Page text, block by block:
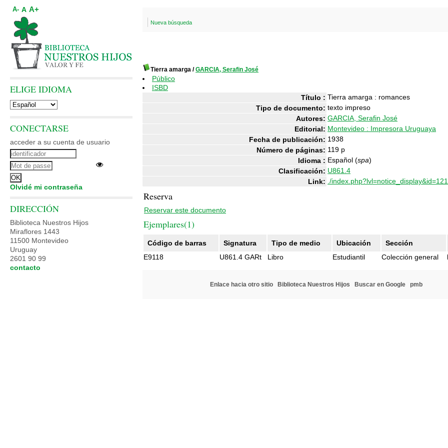
Nueva búsqueda
Tierra amarga /GARCIA, Serafin José
Público
ISBD
Título : Tierra amarga : romances
Tipo de documento: texto impreso
Autores: GARCIA, Serafin José
Editorial: Montevideo : Impresora Uruguaya
Fecha de publicación: 1938
Número de páginas: 119 p
Idioma : Español (spa)
Clasificación: U861.4
Link: ./
Reserva
Reservar este documento
Ejemplares(1)
Código de barras Signatura Tipo de medio Ubicación
Sección
E9118
U861.4 GARt Libro Estudiantil Colección general
Enlace hacia otro sitio Biblioteca Nuestros Hijos Buscar en Google pmb
A- A A+
ELIGE IDIOMA
CONECTARSE
acceder a su cuenta de usuario
Olvidé mi contraseña
DIRECCIÓN
Biblioteca Nuestros Hijos
Miraflores 1443
11500 Montevideo
Uruguay
2601 90 99
contacto